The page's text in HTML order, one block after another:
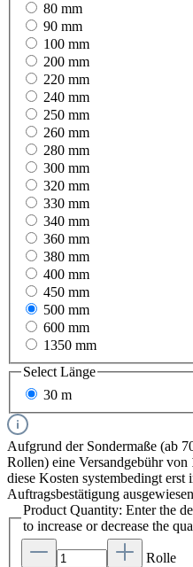
80 mm
90 mm
100 mm
200 mm
220 mm
240 mm
250 mm
260 mm
280 mm
300 mm
320 mm
330 mm
340 mm
360 mm
380 mm
400 mm
450 mm
500 mm
600 mm
1350 mm
Select Länge
30 m
Aufgrund der Sondermaße (ab
Rollen) eine Versandgebühr von
diese Kosten systembedingt erst
Auftragsbestätigung
Product Quantity: Enter the
to increase or decrease the
Rolle